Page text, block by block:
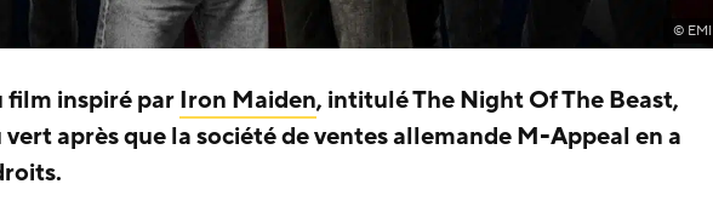
© EMI
film inspiré parIron Maiden, intitulé The Night Of The Beast,
vert après que la société de ventes allemande M-Appeal en a